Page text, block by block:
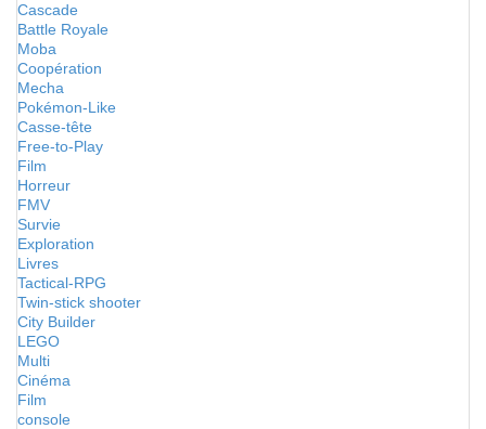
Cascade
Battle Royale
Moba
Coopération
Mecha
Pokémon-Like
Casse-tête
Free-to-Play
Film
Horreur
FMV
Survie
Exploration
Livres
Tactical-RPG
Twin-stick shooter
City Builder
LEGO
Multi
Cinéma
Film
console